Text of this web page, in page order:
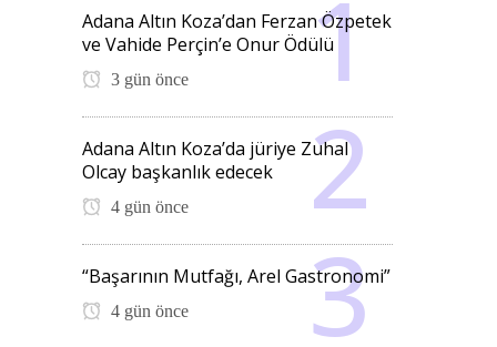
Adana Altın Koza’dan Ferzan Özpetek
ve Vahide Perçin’e Onur Ödülü
3 gün önce
Adana Altın Koza’da jüriye Zuhal
Olcay başkanlık edecek
4 gün önce
“Başarının Mutfağı, Arel Gastronomi”
4 gün önce